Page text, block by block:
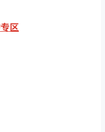
区